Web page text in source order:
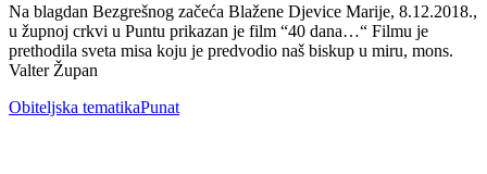
Na blagdan Bezgrešnog začeća Blažene Djevice Marije, 8.12.2018.,
u župnoj crkvi u Puntu prikazan je film “40 dana…“ Filmu je
prethodila sveta misa koju je predvodio naš biskup u miru, mons.
Valter Župan
Categories
Obiteljska tematikaTags
Punat